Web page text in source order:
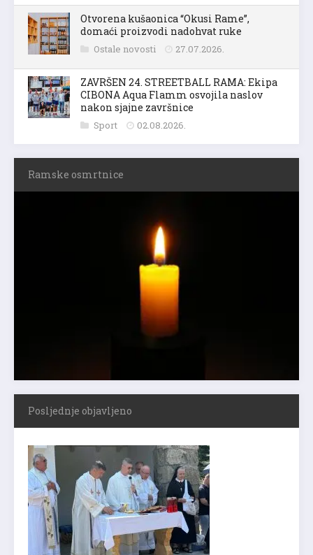
Otvorena kušaonica “Okusi Rame”,
domaći proizvodi nadohvat ruke
Ostale novosti 27.07.2026.
ZAVRŠEN 24. STREETBALL RAMA: Ekipa
CIBONA Aqua Flamm osvojila naslov
nakon sjajne završnice
Sport 02.08.2026.
Ramske osmrtnice
Posljednje objavljeno